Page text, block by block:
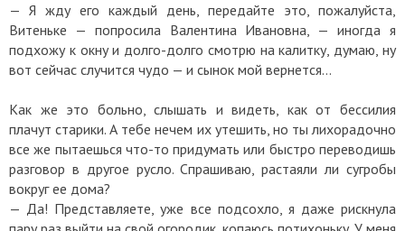
— Я жду его каждый день, передайте это, пожалуйста,
Витеньке — попросила Валентина Ивановна, — иногда я
подхожу к окну и долго-долго смотрю на калитку, думаю, ну
вот сейчас случится чудо — и сынок мой вернется…
Как же это больно, слышать и видеть, как от бессилия
плачут старики. А тебе нечем их утешить, но ты лихорадочно
все же пытаешься что-то придумать или быстро переводишь
разговор в другое русло. Спрашиваю, растаяли ли сугробы
вокруг ее дома?
— Да! Представляете, уже все подсохло, я даже рискнула